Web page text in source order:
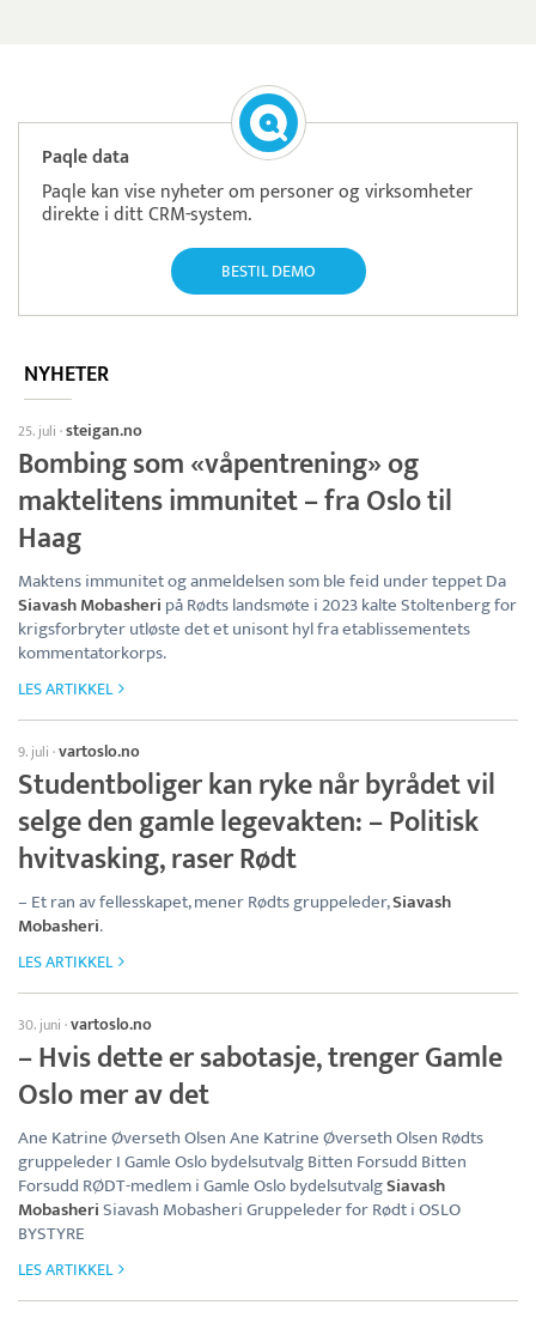
Paqle data
Paqle kan vise nyheter om personer og virksomheter
direkte i ditt CRM-system.
BESTIL DEMO
NYHETER
25. juli ·steigan.no
Bombing som «våpentrening» og
maktelitens immunitet – fra Oslo til
Haag
Maktens immunitet og anmeldelsen som ble feid under teppet Da
Siavash Mobasheri på Rødts landsmøte i 2023 kalte Stoltenberg for
krigsforbryter utløste det et unisont hyl fra etablissementets
kommentatorkorps.
LES ARTIKKEL
9. juli ·vartoslo.no
Studentboliger kan ryke når byrådet vil
selge den gamle legevakten: – Politisk
hvitvasking, raser Rødt
– Et ran av fellesskapet, mener Rødts gruppeleder,Siavash
Mobasheri.
LES ARTIKKEL
30. juni ·vartoslo.no
– Hvis dette er sabotasje, trenger Gamle
Oslo mer av det
Ane Katrine Øverseth Olsen Ane Katrine Øverseth Olsen Rødts
gruppeleder I Gamle Oslo bydelsutvalg Bitten Forsudd Bitten
Forsudd RØDT-medlem i Gamle Oslo bydelsutvalgSiavash
MobasheriSiavash Mobasheri Gruppeleder for Rødt i OSLO
BYSTYRE
LES ARTIKKEL